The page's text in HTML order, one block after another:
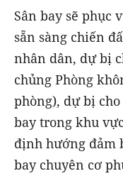
Sân bay sẽ phục
sẵn sàng chiến
nhân dân, dự bị
chủng Phòng
phòng), dự bị
bay trong khu
định hướng đảm
bay chuyên cơ